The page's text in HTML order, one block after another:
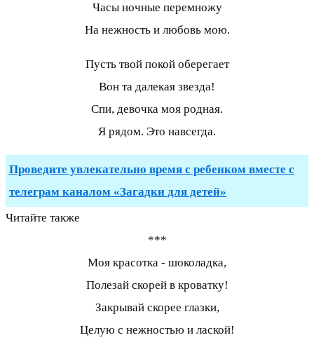
Часы ночные перемножу
На нежность и любовь мою.
Пусть твой покой оберегает
Вон та далекая звезда!
Спи, девочка моя родная.
Я рядом. Это навсегда.
Проведите увлекательно время с ребенком вместе с
телеграм каналом «Загадки для детей»
Читайте также
***
Моя красотка - шоколадка,
Полезай скорей в кроватку!
Закрывай скорее глазки,
Целую с нежностью и лаской!